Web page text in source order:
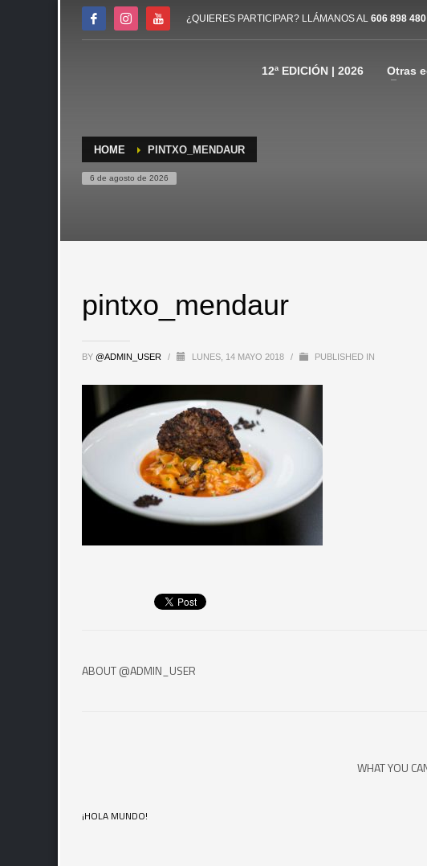
¿QUIERES PARTICIPAR? LLÁMANOS AL 606 898 480
12ª EDICIÓN | 2026 Otras
HOME PINTXO_MENDAUR
6 de agosto de 2026
pintxo_mendaur
BY @ADMIN_USER / LUNES, 14 MAYO 2018 / PUBLISHED IN
ABOUT@ADMIN_USER
WHAT YOU
¡HOLA MUNDO!